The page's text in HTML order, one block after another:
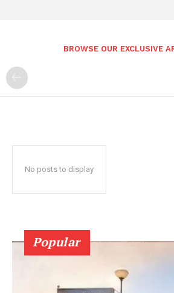
BROWSE OUR EXCLUSIVE
No posts to display
Popular